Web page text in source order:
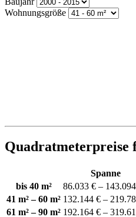
Wohnungsgröße
Quadratmeterpreise
Spanne
bis 40 m²
86.033 € –
41 m² – 60 m² 132.144 € –
61 m² – 90 m² 192.164 € –